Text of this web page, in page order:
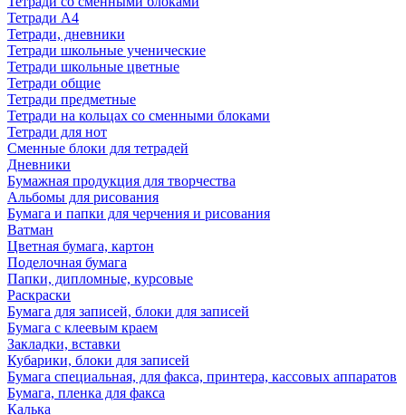
Тетради А4
Тетради, дневники
Тетради школьные ученические
Тетради школьные цветные
Тетради общие
Тетради предметные
Тетради на кольцах со сменными блоками
Тетради для нот
Сменные блоки для тетрадей
Дневники
Бумажная продукция для творчества
Альбомы для рисования
Бумага и папки для черчения и рисования
Ватман
Цветная бумага, картон
Поделочная бумага
Папки, дипломные, курсовые
Раскраски
Бумага для записей, блоки для записей
Бумага с клеевым краем
Закладки, вставки
Кубарики, блоки для записей
Бумага специальная, для факса, принтера, кассовых аппаратов
Бумага, пленка для факса
Калька